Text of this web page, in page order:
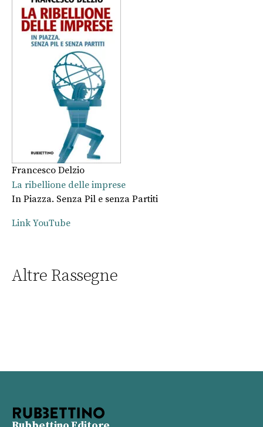
Francesco Delzio
La ribellione delle imprese
In Piazza. Senza Pil e senza Partiti
Link YouTube
Altre Rassegne